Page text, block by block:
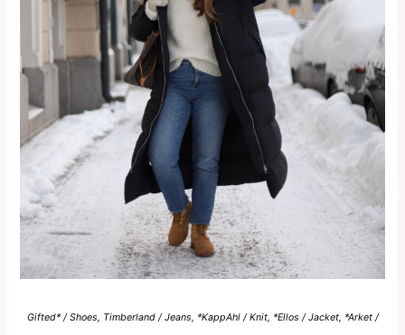
Gifted* / Shoes, Timberland / Jeans, *KappAhl / Knit, *Ellos / Jacket, *Arket /